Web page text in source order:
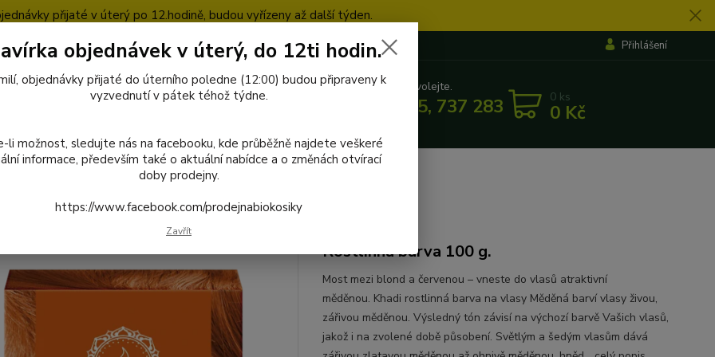
přijaté v úterý po 12.hodině, budou vyřízeny až další týden.
Blog Přihlášení
Hledat
Nevíte si rady? Zavolejte.
727 862 655, 737 283 505 0 ks
0 Kč
057 Khadi rostlinná barva MĚDĚNÁ
Khadi rostlinná barva MĚDĚNÁ
Rostlinná barva 100 g.
Most mezi blond a červenou – vneste do vlasů atraktivní
měděnou. Khadi rostlinná barva na vlasy Měděná barví vlasy živou,
zářivou měděnou. Výsledný tón závisí na výchozí barvě Vašich vlasů,
jakož i na zvolené době působení. Světlým a šedým vlasům dává
objednávek v úterý, do 12ti hodin.
objednávky přijaté do úterního poledne (12:00) budou připraveny k
vyzvednutí v pátek téhož týdne.
li možnost, sledujte nás na facebooku, kde průběžně najdete veškeré
informace, především také o aktuální nabídce a o změnách otvírací
doby prodejny.
https://www.facebook.com/prodejnabiokosiky
Zavřít